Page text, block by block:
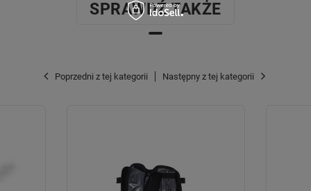
SPRAWDŹ TAKŻE
Poprzedni z tej kategorii Następny z tej kategorii